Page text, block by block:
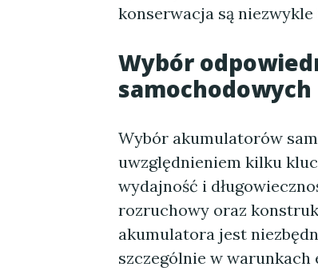
konserwacja są
Wybór
samochodowych
Wybór akumulatorów
uwzględnieniem kilku
wydajność i
rozruchowy oraz
akumulatora jest
szczególnie w